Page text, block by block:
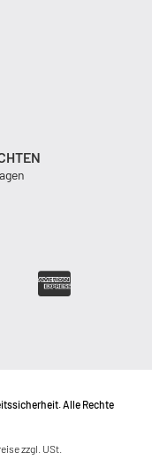
Alle Rechte
zzgl. USt.